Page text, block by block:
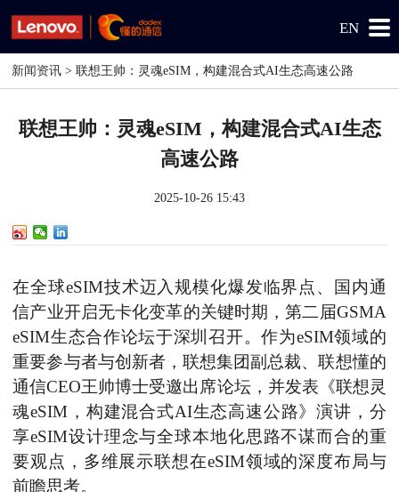
EN
新闻资讯> 联想王帅：灵魂eSIM，构建混合式AI生态高速公路
联想王帅：灵魂eSIM，构建混合式AI生态
高速公路
2025-10-26 15:43
在全球eSIM技术迈入规模化爆发临界点、国内通
信产业开启无卡化变革的关键时期，第二届GSMA
eSIM生态合作论坛于深圳召开。作为eSIM领域的
重要参与者与创新者，联想集团副总裁、联想懂的
通信CEO王帅博士受邀出席论坛，并发表《联想灵
魂eSIM，构建混合式AI生态高速公路》演讲，分
享eSIM设计理念与全球本地化思路不谋而合的重
要观点，多维展示联想在eSIM领域的深度布局与
前瞻思考。